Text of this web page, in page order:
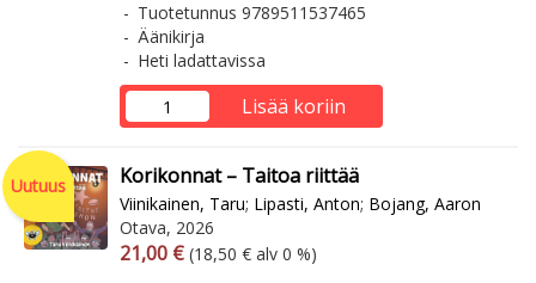
Tuotetunnus 9789511537465
Äänikirja
Heti ladattavissa
Lisää koriin
Uutuus Korikonnat – Taitoa riittää
Viinikainen, Taru; Lipasti, Anton; Bojang, Aaron
Otava, 2026
Arvonlisäverollinen hinta
21,00 € Arvonlisäveroton hinta
(18,50 € alv 0 %)